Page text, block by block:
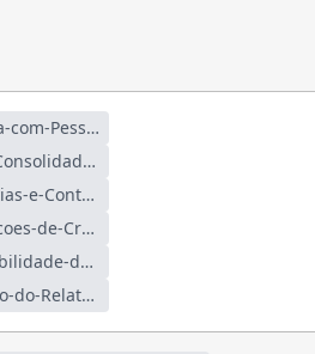
Anexo-1-Demonstrativo-de-Despesa-com-Pessoal.pdf
Anexo-2-Demonstrativo-da-Divida-Consolidada-Liquida1.PDF.pdf
Anexo-3-Demonstrativo-das-Garantias-e-Contragarantias-de-Valores.pdf
Anexo-4-Demonstrativo-das-Operacoes-de-Credito.pdf
Anexo-5-Demonstrativo-de-Disponibilidade-de-Caixa-e-dos-Restos-a-Pagar.pdf
Anexo-6-Demonstrativo-Simplificado-do-Relatorio-de-Gestao-Fiscal.pdf